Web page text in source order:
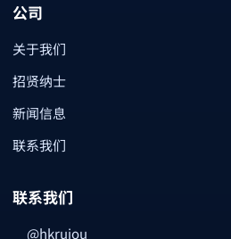
公司
关于我们
招贤纳士
新闻信息
联系我们
联系我们
@hkruiou